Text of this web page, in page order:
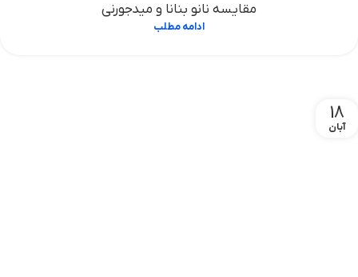
مقایسه نانو بنانا و میدجورنی
ادامه مطلب
18
آبان